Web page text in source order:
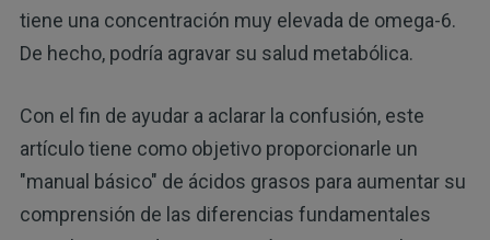
tiene una concentración muy elevada de omega-6.
De hecho, podría agravar su salud metabólica.
Con el fin de ayudar a aclarar la confusión, este
artículo tiene como objetivo proporcionarle un
"manual básico" de ácidos grasos para aumentar su
comprensión de las diferencias fundamentales